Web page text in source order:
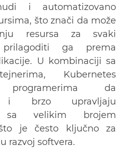
i automatizovano
što znači da može
resursa za svaki
ga prema
U kombinaciji sa
Kubernetes
programerima da
i brzo upravljaju
sa velikim brojem
je često ključno za
razvoj softvera.